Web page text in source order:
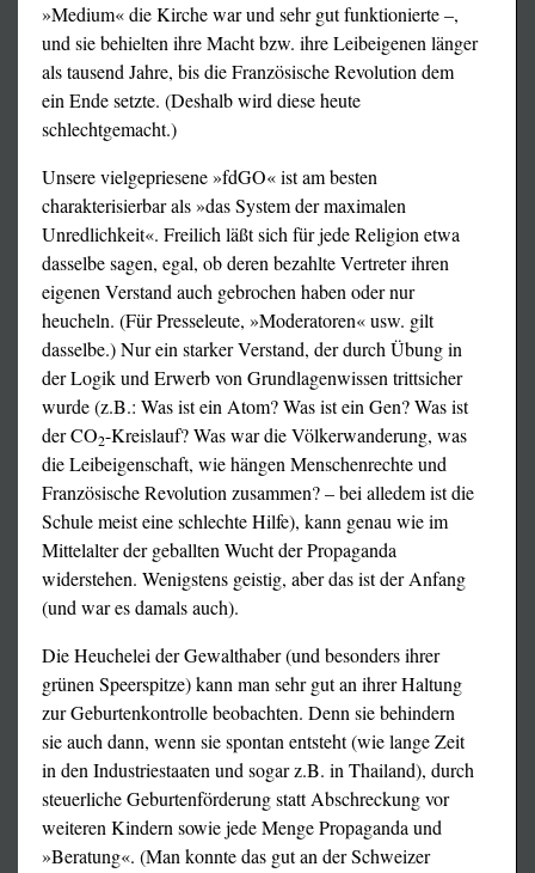
»Medium« die Kirche war und sehr gut funktionierte –,
und sie behielten ihre Macht bzw. ihre Leibeigenen länger
als tausend Jahre, bis die Französische Revolution dem
ein Ende setzte. (Deshalb wird diese heute
schlechtgemacht.)
Unsere vielgepriesene »fdGO« ist am besten
charakterisierbar als »das System der maximalen
Unredlichkeit«. Freilich läßt sich für jede Religion etwa
dasselbe sagen, egal, ob deren bezahlte Vertreter ihren
eigenen Verstand auch gebrochen haben oder nur
heucheln. (Für Presseleute, »Moderatoren« usw. gilt
dasselbe.) Nur ein starker Verstand, der durch Übung in
der Logik und Erwerb von Grundlagenwissen trittsicher
wurde (z.B.: Was ist ein Atom? Was ist ein Gen? Was ist
der CO2-Kreislauf? Was war die Völkerwanderung, was
die Leibeigenschaft, wie hängen Menschenrechte und
Französische Revolution zusammen? – bei alledem ist die
Schule meist eine schlechte Hilfe), kann genau wie im
Mittelalter der geballten Wucht der Propaganda
widerstehen. Wenigstens geistig, aber das ist der Anfang
(und war es damals auch).
Die Heuchelei der Gewalthaber (und besonders ihrer
grünen Speerspitze) kann man sehr gut an ihrer Haltung
zur Geburtenkontrolle beobachten. Denn sie behindern
sie auch dann, wenn sie spontan entsteht (wie lange Zeit
in den Industriestaaten und sogar z.B. in Thailand), durch
steuerliche Geburtenförderung statt Abschreckung vor
weiteren Kindern sowie jede Menge Propaganda und
»Beratung«. (Man konnte das gut an der Schweizer